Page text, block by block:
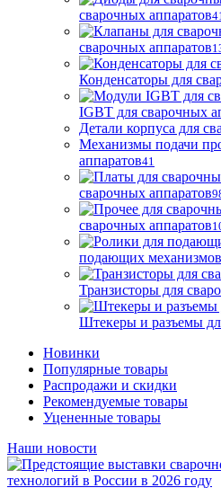
сварочных аппаратов
сварочных аппаратов
Конденсаторы для
IGBT для сварочных
Детали корпуса для
Механизмы подачи
аппаратов41
сварочных аппаратов
сварочных аппаратов
подающих механизмов
Транзисторы для
Штекеры и разъемы
Новинки
Популярные товары
Распродажи и скидки
Рекомендуемые товары
Уцененные товары
Наши новости